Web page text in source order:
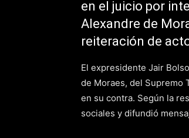
en el juicio por
Alexandre de
reiteración de
El expresidente Jair
de Moraes, del Supremo
en su contra. Según la
sociales y difundió